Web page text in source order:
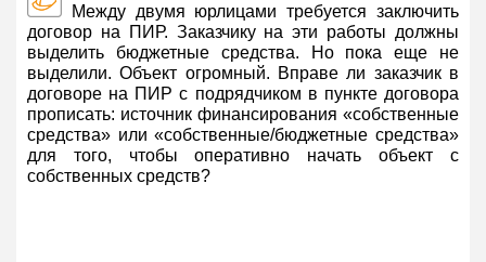
Между двумя юрлицами требуется заключить
договор на ПИР. Заказчику на эти работы должны
выделить бюджетные средства. Но пока еще не
выделили. Объект огромный. Вправе ли заказчик в
договоре на ПИР с подрядчиком в пункте договора
прописать: источник финансирования «собственные
средства» или «собственные/бюджетные средства»
для того, чтобы оперативно начать объект с
собственных средств?